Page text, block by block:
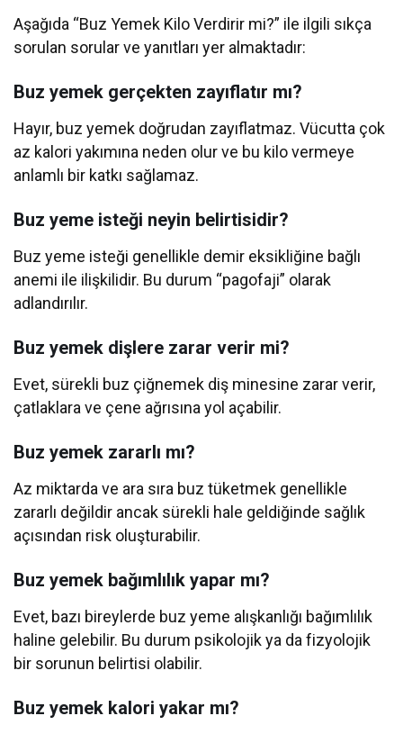
Aşağıda “Buz Yemek Kilo Verdirir mi?” ile ilgili sıkça
sorulan sorular ve yanıtları yer almaktadır:
Buz yemek gerçekten zayıflatır mı?
Hayır, buz yemek doğrudan zayıflatmaz. Vücutta çok
az kalori yakımına neden olur ve bu kilo vermeye
anlamlı bir katkı sağlamaz.
Buz yeme isteği neyin belirtisidir?
Buz yeme isteği genellikle demir eksikliğine bağlı
anemi ile ilişkilidir. Bu durum “pagofaji” olarak
adlandırılır.
Buz yemek dişlere zarar verir mi?
Evet, sürekli buz çiğnemek diş minesine zarar verir,
çatlaklara ve çene ağrısına yol açabilir.
Buz yemek zararlı mı?
Az miktarda ve ara sıra buz tüketmek genellikle
zararlı değildir ancak sürekli hale geldiğinde sağlık
açısından risk oluşturabilir.
Buz yemek bağımlılık yapar mı?
Evet, bazı bireylerde buz yeme alışkanlığı bağımlılık
haline gelebilir. Bu durum psikolojik ya da fizyolojik
bir sorunun belirtisi olabilir.
Buz yemek kalori yakar mı?